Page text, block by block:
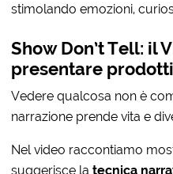
stimolando emozioni,
Show Don’t Tell: il
presentare
Vedere qualcosa non è
narrazione prende vita e
Nel video raccontiamo
suggerisce latecnica